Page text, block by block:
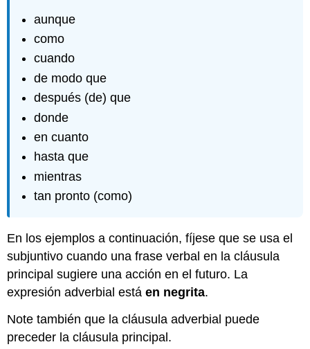
aunque
como
cuando
de modo que
después (de) que
donde
en cuanto
hasta que
mientras
tan pronto (como)
En los ejemplos a continuación, fíjese que se usa el
subjuntivo cuando una frase verbal en la cláusula
principal sugiere una acción en el futuro. La
expresión adverbial estáen negrita.
Note también que la cláusula adverbial puede
preceder la cláusula principal.